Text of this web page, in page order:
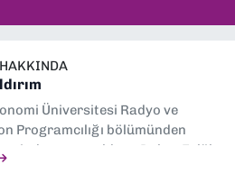
Üniversitesi Radyo ve
Programcılığı bölümünden
mezun oldum. Dokuz Eylül